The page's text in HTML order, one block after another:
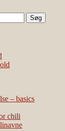
mad
– basics
chili